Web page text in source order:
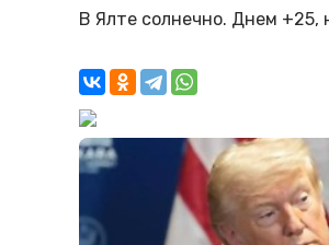
В Ялте солнечно. Днем +25,